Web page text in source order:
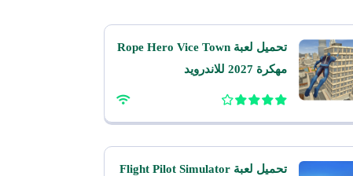
تحميل لعبة Rope Hero Vice Town
مهكرة 2027 للاندرويد
تحميل لعبة Flight Pilot Simulator